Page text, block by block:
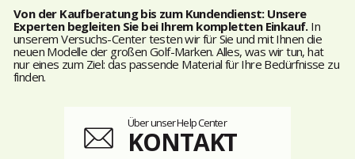
Von der Kaufberatung bis zum Kundendienst: Unsere
Experten begleiten Sie bei Ihrem kompletten Einkauf.In
unserem Versuchs-Center testen wir für Sie und mit Ihnen die
neuen Modelle der großen Golf-Marken. Alles, was wir tun, hat
nur eines zum Ziel: das passende Material für Ihre Bedürfnisse zu
finden.
Über unser Help Center
KONTAKT